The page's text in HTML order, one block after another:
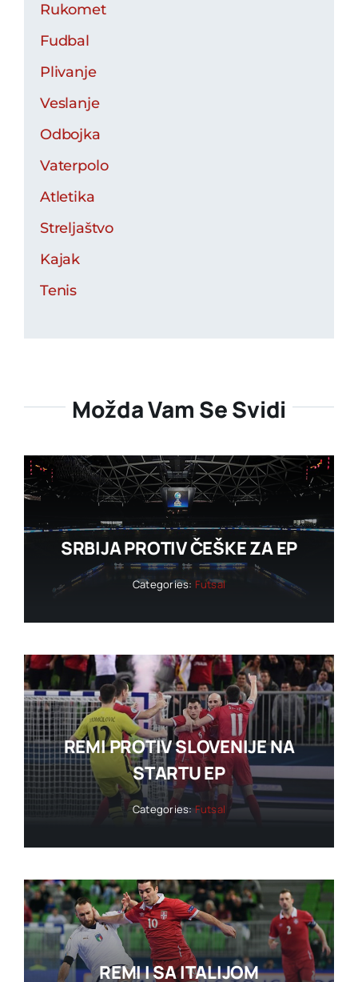
Rukomet
Fudbal
Plivanje
Veslanje
Odbojka
Vaterpolo
Atletika
Streljaštvo
Kajak
Tenis
Možda Vam Se Svidi
SRBIJA PROTIV ČEŠKE ZA EP
Categories: Futsal
REMI PROTIV SLOVENIJE NA
STARTU EP
Categories: Futsal
REMI I SA ITALIJOM